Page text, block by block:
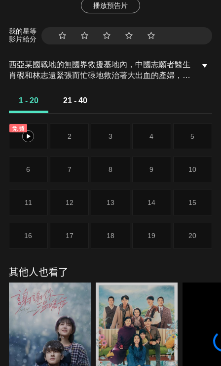
播放預告片
我的星等
影片給分
西亞某國戰地的無國界救援基地內，中國志願者醫生
肖硯和林志遠緊張而忙碌地救治著大出血的產婦，術
穩妥的做法，但肖硯為了保住產婦子宮堅持尋找出血
者意願的醫生。
1 - 20 21 - 40
免費
1 2 3 4 5
6 7 8 9 10
11 12 13 14 15
16 17 18 19 20
其他人也看了